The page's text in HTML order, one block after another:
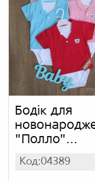
Бодік для
"Полло"
Туреччина,
інтерлок
Код:04389